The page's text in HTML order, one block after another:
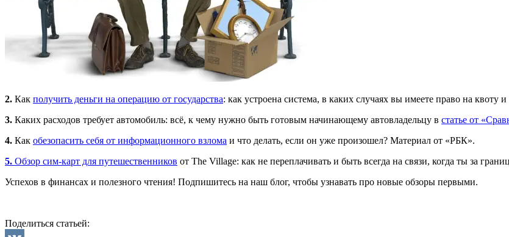
2. Как получить деньги на операцию от государства: как устроена система, в каких случаях вы имеете право на квоту
3. Каких расходов требует автомобиль: всё, к чему нужно быть готовым начинающему автовладельцу в статье от
4. Как обезопасить себя от информационного взлома и что делать, если он уже произошел? Материал от «РБК».
5. Обзор сим-карт для путешественников от The Village: как не переплачивать и быть всегда на связи, когда ты за
Успехов в финансах и полезного чтения! Подпишитесь на наш блог, чтобы узнавать про новые обзоры первыми.
Поделиться статьей: